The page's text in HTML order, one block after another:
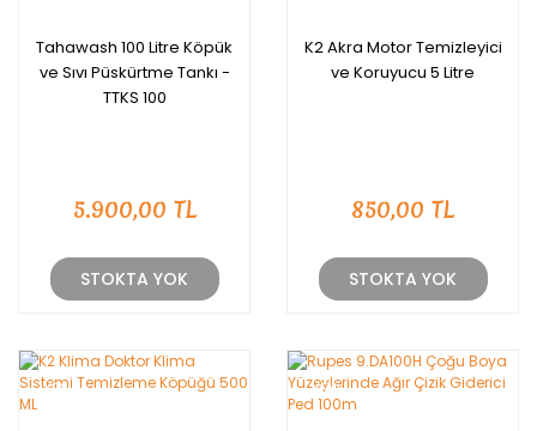
Tahawash 100 Litre Köpük
ve Sıvı Püskürtme Tankı -
TTKS 100
5.900,00 TL
STOKTA YOK
K2 Akra Motor Temizleyici
ve Koruyucu 5 Litre
850,00 TL
STOKTA YOK
YENİ YENİ